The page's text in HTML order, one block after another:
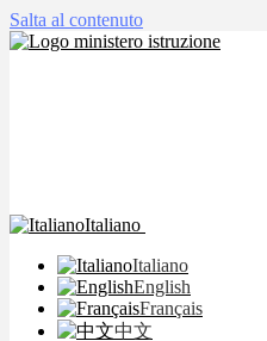
Salta al contenuto
Italiano
Italiano
English
Français
中文